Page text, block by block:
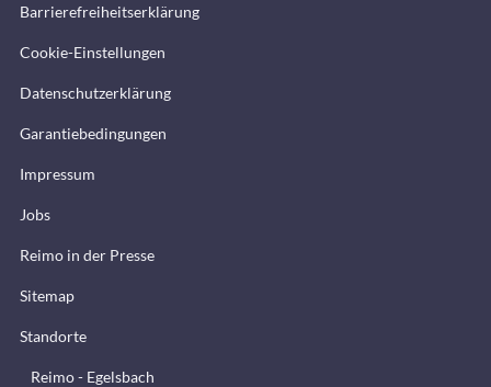
Barrierefreiheitserklärung
Cookie-Einstellungen
Datenschutzerklärung
Garantiebedingungen
Impressum
Jobs
Reimo in der Presse
Sitemap
Standorte
Reimo - Egelsbach